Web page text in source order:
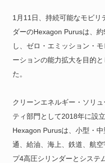
1月11日、持続可能なモビリ
ダーのHexagon Purusは、
し、ゼロ・エミッション・
ーションの能力拡大を目的
た。
クリーンエネルギー・ソリ
ティ部門として2018年に設
Hexagon Purusは、小型・
通、給油、海上、鉄道、航
プ4高圧シリンダーとシステ